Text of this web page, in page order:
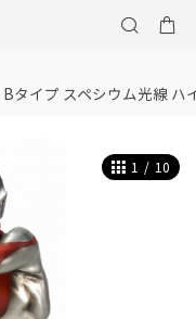
タイプ スペシウム光線 ハ
1 / 10